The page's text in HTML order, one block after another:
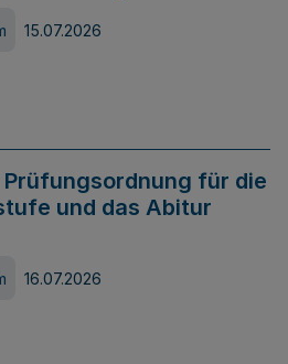
15.07.2026
für die
und das Abitur
16.07.2026